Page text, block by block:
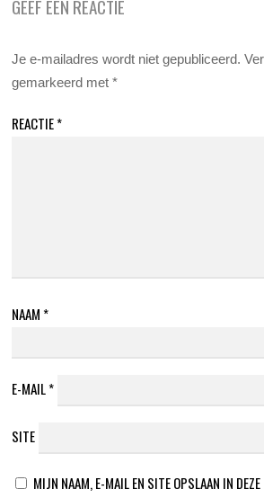
GEEF EEN REACTIE
Je e-mailadres wordt niet gepubliceerd.
gemarkeerd met*
REACTIE*
NAAM *
E-MAIL*
SITE
MIJN NAAM, E-MAIL EN SITE OPSLAAN IN